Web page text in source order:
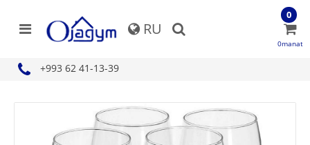
RU
+993 62 41-13-39
0
0manat